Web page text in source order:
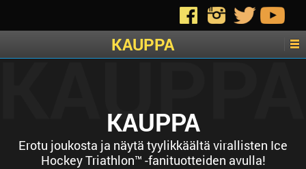
KAUPPA
KAUPPA
Erotu joukosta ja näytä tyylikkäältä virallisten Ice
Hockey Triathlon™ -fanituotteiden avulla!